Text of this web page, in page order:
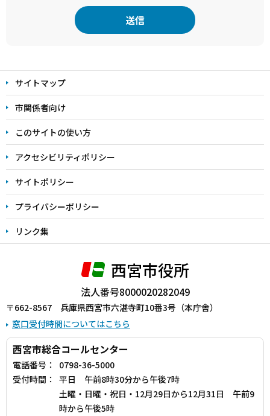
文
こ
こ
ま
で
サイトマップ
市関係者向け
このサイトの使い方
アクセシビリティポリシー
サイトポリシー
プライバシーポリシー
リンク集
西宮市役所
法人番号8000020282049
〒662-8567 兵庫県西宮市六湛寺町10番3号（本庁舎）
窓口受付時間についてはこちら
西宮市総合コールセンター
電話番号：
0798-36-5000
受付時間：
平日 午前8時30分から午後7時
土曜・日曜・祝日・12月29日から12月31日 午前9
時から午後5時